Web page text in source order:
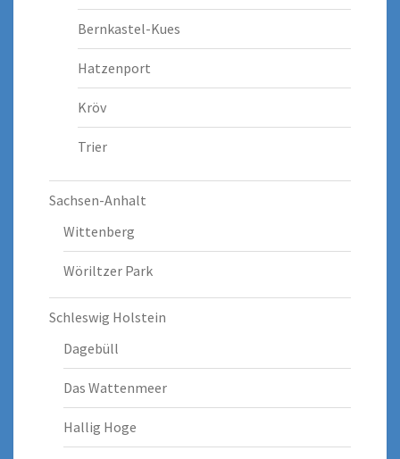
Bernkastel-Kues
Hatzenport
Kröv
Trier
Sachsen-Anhalt
Wittenberg
Wöriltzer Park
Schleswig Holstein
Dagebüll
Das Wattenmeer
Hallig Hoge